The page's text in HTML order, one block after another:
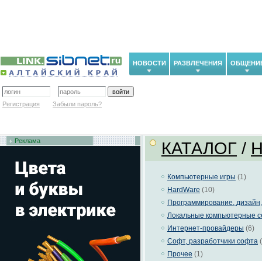
НОВОСТИ РАЗВЛЕЧЕНИЯ
Регистрация Забыли пароль?
Реклама КАТАЛОГ /
Компьютерные игры (1)
HardWare (10)
Программирование,
Локальные компьютерные
Интернет-провайдеры (6)
Софт, разработчики софта
Прочее (1)